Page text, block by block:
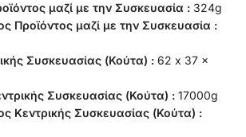
μαζί με την Συσκευασία : 324g
Προϊόντος μαζί με την Συσκευασία :
Συσκευασίας (Κούτα) : 62 x 37 x
Συσκευασίας (Κούτα) : 17000g
Κεντρικής Συσκευασίας (Κούτα) :